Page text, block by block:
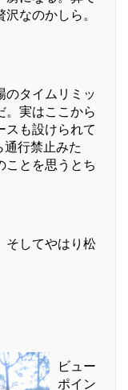
なのかしら。
のタイムリミッ
。実はここから
スも設けられて
行禁止みた
ことを思うとち
そしてやはり松
ビュー
ポイン